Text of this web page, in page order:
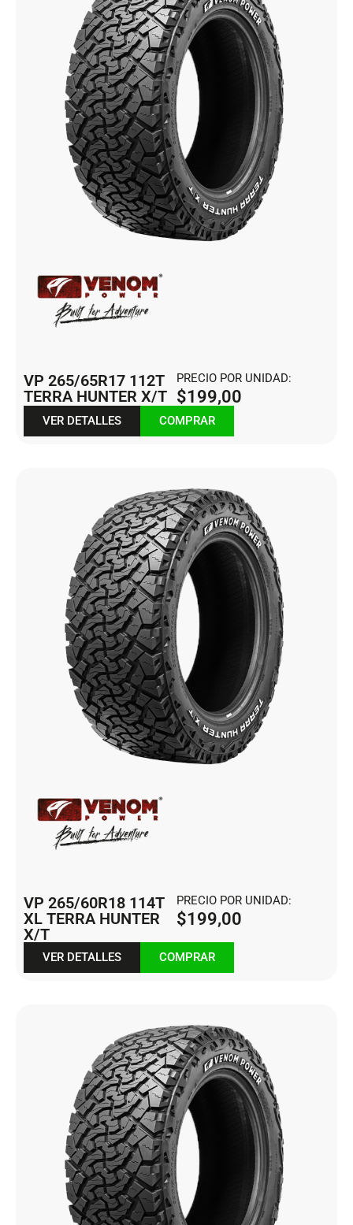
VP 265/65R17 112T
TERRA HUNTER X/T
PRECIO POR UNIDAD:
$199,00
VER DETALLES COMPRAR
VP 265/60R18 114T
XL TERRA HUNTER
X/T
PRECIO POR UNIDAD:
$199,00
VER DETALLES COMPRAR